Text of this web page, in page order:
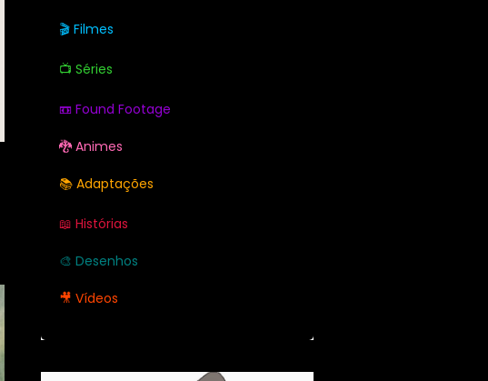
🎬 Filmes
📺 Séries
📼 Found Footage
🐉 Animes
📚 Adaptações
📖 Histórias
🎨 Desenhos
🎥 Vídeos